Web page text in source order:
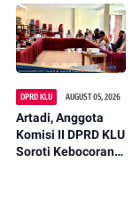
Lokal Lewat
Fashion Street
2026
DPRD KLU AUGUST 05, 2026
Artadi, Anggota
Komisi II DPRD KLU
Soroti Kebocoran